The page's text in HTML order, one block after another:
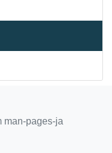
man-pages-ja